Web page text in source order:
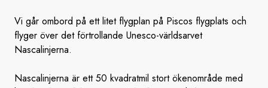
Vi går ombord på ett litet flygplan på Piscos flygplats och
flyger över det förtrollande Unesco-världsarvet
Nascalinjerna.
Nascalinjerna är ett 50 kvadratmil stort ökenområde med